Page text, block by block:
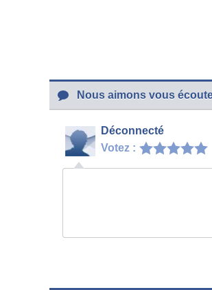
Nous aimons vous
Déconnecté
Votez :